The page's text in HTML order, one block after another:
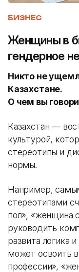
БИЗНЕС
Женщины в
гендерное
Никто не
Казахстане.
О чем вы
Казахстан —
культурой,
стереотипы и
нормы.
Например,
стереотипами
пол», «женщина
руководить
развита логика
может освоить
профессии»,